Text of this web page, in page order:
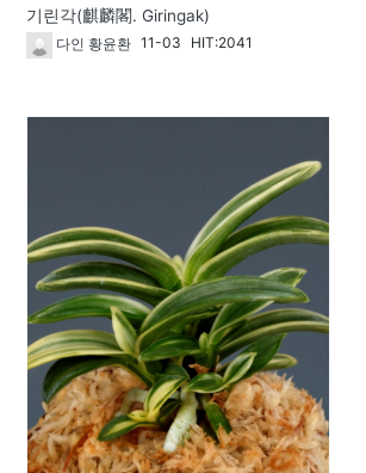
기린각(麒麟閣. Giringak)
다인 황윤환 11-03 HIT:2041